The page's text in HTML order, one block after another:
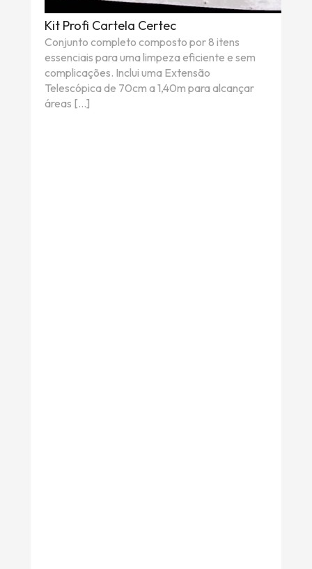
Kit Profi Cartela Certec
Conjunto completo composto por 8 itens
essenciais para uma limpeza eficiente e sem
complicações. Inclui uma Extensão
Telescópica de 70cm a 1,40m para alcançar
áreas […]